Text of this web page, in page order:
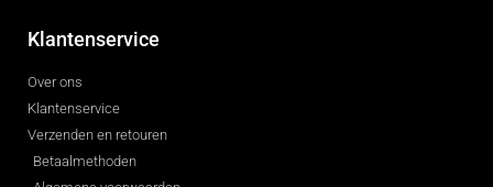
Klantenservice
Over ons
Klantenservice
Verzenden en retouren
Betaalmethoden